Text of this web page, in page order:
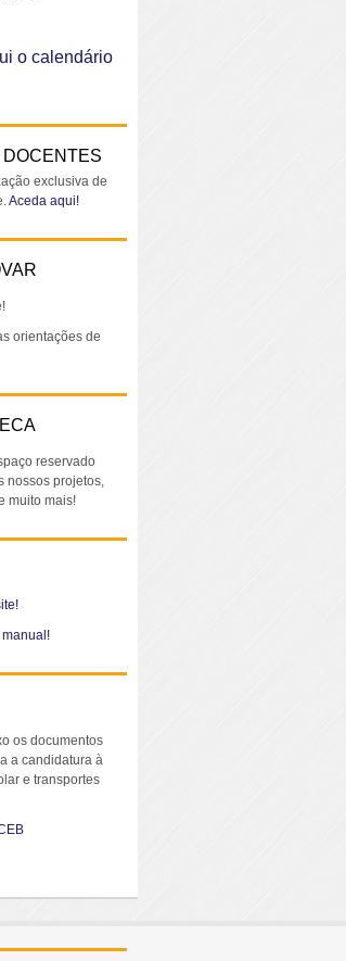
o calendário
DOCENTES
exclusiva de
Aceda aqui!
orientações de
reservado
nossos projetos,
muito mais!
os documentos
a candidatura à
e transportes